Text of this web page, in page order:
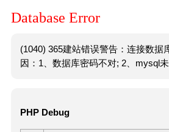
Database Error
(1040) 365建站错误警告：连接数据
因：1、数据库密码不对; 2、mysql未
PHP Debug